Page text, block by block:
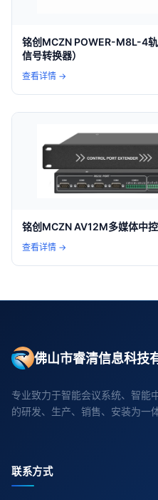
铭创MCZN POWER-M8L-4
信号转换器）
查看详情 →
铭创MCZN AV12M多媒体中
查看详情 →
佛山市睿清信息科技
专业致力于智能会议系统、智能
的研发、生产、销售、安装为一
联系方式